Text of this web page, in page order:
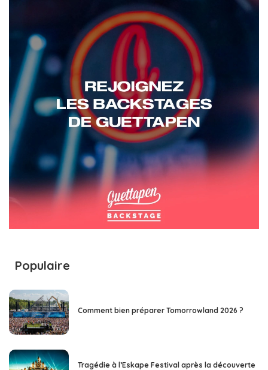
Populaire
Comment bien préparer Tomorrowland 2026 ?
Tragédie à l’Eskape Festival après la découverte